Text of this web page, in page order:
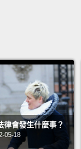
Let's start at the
refresher on the
primary and
already have
yellow make
blue and red
律會發生什麼事？
05-18